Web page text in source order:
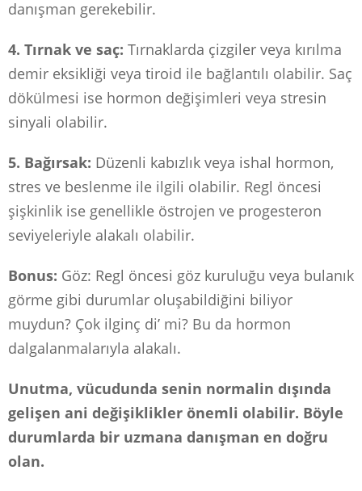
danışman gerekebilir.
4. Tırnak ve saç: Tırnaklarda çizgiler veya kırılma
demir eksikliği veya tiroid ile bağlantılı olabilir. Saç
dökülmesi ise hormon değişimleri veya stresin
sinyali olabilir.
5. Bağırsak: Düzenli kabızlık veya ishal hormon,
stres ve beslenme ile ilgili olabilir. Regl öncesi
şişkinlik ise genellikle östrojen ve progesteron
seviyeleriyle alakalı olabilir.
Bonus: Göz: Regl öncesi göz kuruluğu veya bulanık
görme gibi durumlar oluşabildiğini biliyor
muydun? Çok ilginç di’ mi? Bu da hormon
dalgalanmalarıyla alakalı.
Unutma, vücudunda senin normalin dışında
gelişen ani değişiklikler önemli olabilir. Böyle
durumlarda bir uzmana danışman en doğru
olan.